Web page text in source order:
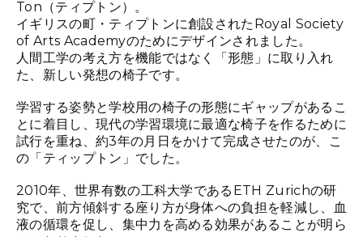
Ton（ティプトン）。
イギリスの町・ティプトンに創設されたRoyal Society
of Arts Academyのためにデザインされました。
人間工学の考え方を機能ではなく「形態」に取り入れ
た、新しい発想の椅子です。
学習する姿勢と学校用の椅子の形態にギャップがあるこ
とに着目し、現代の学習環境に最適な椅子を作るために
試行を重ね、約3年の月日をかけて完成させたのが、こ
の「ティップトン」でした。
2010年、世界有数の工科大学であるETH Zurichの研
究で、前方傾斜する座り方が身体への負担を軽減し、血
液の循環を促し、集中力を高める効果があることが明ら